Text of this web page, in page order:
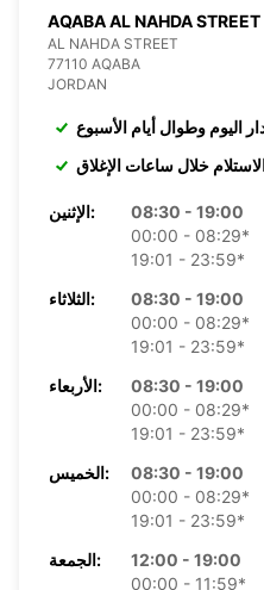
AQABA AL NAHDA STREET
AL NAHDA STREET
77110 AQABA
JORDAN
اليوم وطوال أيام الأسبوع
خلال ساعات الإغلاق
الإثنين:
08:30 - 19:00
00:00 - 08:29*
19:01 - 23:59*
الثلاثاء:
08:30 - 19:00
00:00 - 08:29*
19:01 - 23:59*
الأربعاء:
08:30 - 19:00
00:00 - 08:29*
19:01 - 23:59*
الخميس:
08:30 - 19:00
00:00 - 08:29*
19:01 - 23:59*
الجمعة:
12:00 - 19:00
00:00 - 11:59*